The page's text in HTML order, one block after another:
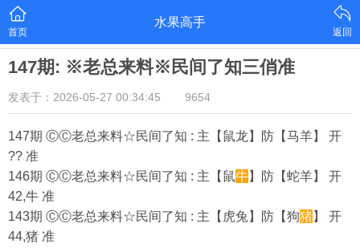
首页
水果高手
返回
147期: ※老总来料※民间了知三俏准
发表于：2026-05-27 00:34:45 9654
147期 ⒸⒸ老总来料☆民间了知 : 主【鼠龙】防【马羊】 开
?? 准
146期 ⒸⒸ老总来料☆民间了知 : 主【鼠牛】防【蛇羊】 开
42,牛 准
143期 ⒸⒸ老总来料☆民间了知 : 主【虎兔】防【狗猪】 开
44,猪 准